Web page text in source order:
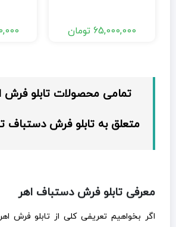
65,000,000 تومان
تمامی محصولات تابلو
متعلق به تابلو فرش دستباف
معرفی تابلو فرش دستباف اهر
اگر بخواهیم تعریفی کلی از تابلو فرش